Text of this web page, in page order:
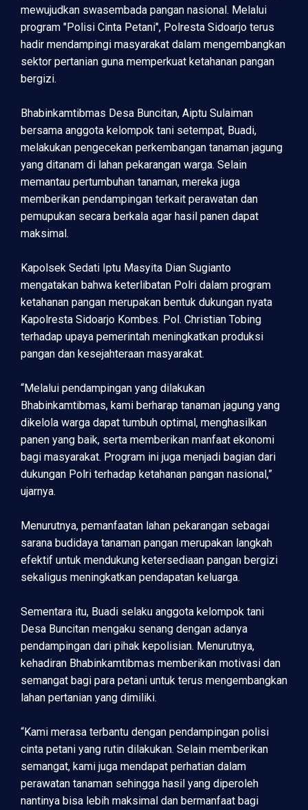
mewujudkan swasembada pangan nasional. Melalui
program "Polisi Cinta Petani", Polresta Sidoarjo terus
hadir mendampingi masyarakat dalam mengembangkan
sektor pertanian guna memperkuat ketahanan pangan
bergizi.
Bhabinkamtibmas Desa Buncitan, Aiptu Sulaiman
bersama anggota kelompok tani setempat, Buadi,
melakukan pengecekan perkembangan tanaman jagung
yang ditanam di lahan pekarangan warga. Selain
memantau pertumbuhan tanaman, mereka juga
memberikan pendampingan terkait perawatan dan
pemupukan secara berkala agar hasil panen dapat
maksimal.
Kapolsek Sedati Iptu Masyita Dian Sugianto
mengatakan bahwa keterlibatan Polri dalam program
ketahanan pangan merupakan bentuk dukungan nyata
Kapolresta Sidoarjo Kombes. Pol. Christian Tobing
terhadap upaya pemerintah meningkatkan produksi
pangan dan kesejahteraan masyarakat.
“Melalui pendampingan yang dilakukan
Bhabinkamtibmas, kami berharap tanaman jagung yang
dikelola warga dapat tumbuh optimal, menghasilkan
panen yang baik, serta memberikan manfaat ekonomi
bagi masyarakat. Program ini juga menjadi bagian dari
dukungan Polri terhadap ketahanan pangan nasional,”
ujarnya.
Menurutnya, pemanfaatan lahan pekarangan sebagai
sarana budidaya tanaman pangan merupakan langkah
efektif untuk mendukung ketersediaan pangan bergizi
sekaligus meningkatkan pendapatan keluarga.
Sementara itu, Buadi selaku anggota kelompok tani
Desa Buncitan mengaku senang dengan adanya
pendampingan dari pihak kepolisian. Menurutnya,
kehadiran Bhabinkamtibmas memberikan motivasi dan
semangat bagi para petani untuk terus mengembangkan
lahan pertanian yang dimiliki.
“Kami merasa terbantu dengan pendampingan polisi
cinta petani yang rutin dilakukan. Selain memberikan
semangat, kami juga mendapat perhatian dalam
perawatan tanaman sehingga hasil yang diperoleh
nantinya bisa lebih maksimal dan bermanfaat bagi